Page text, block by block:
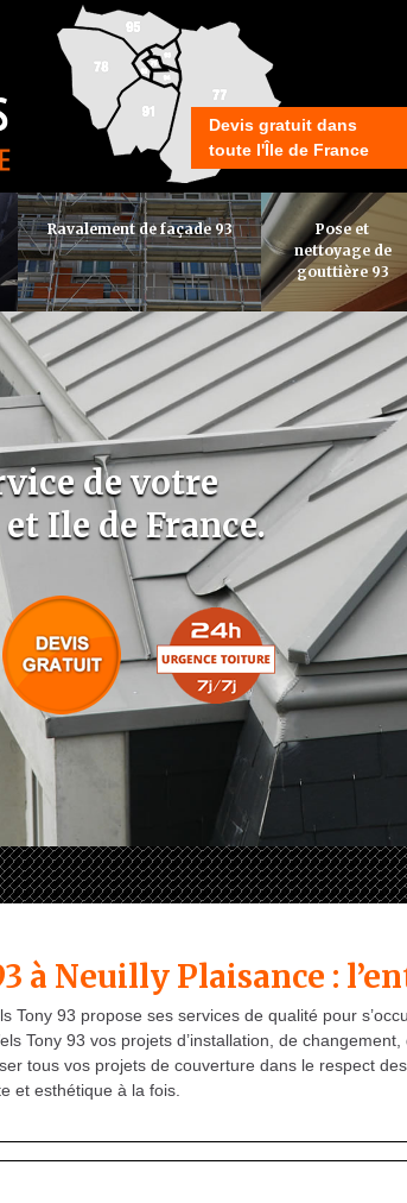
Devis gratuit dans
toute l'Île de France
Ravalement de façade 93
Pose et
nettoyage de
gouttière 93
de votre
Ile de France.
à Neuilly Plaisance :
Tony 93 propose ses services de qualité pour
Tony 93 vos projets d’installation, de
tous vos projets de couverture dans le respect
et esthétique à la fois.